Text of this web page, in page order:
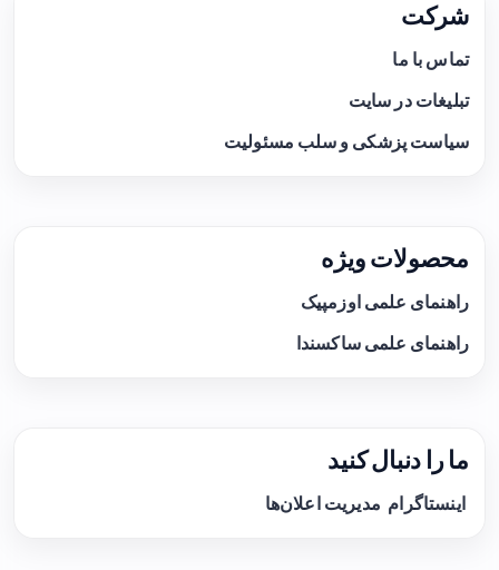
شرکت
تماس با ما
تبلیغات در سایت
سیاست پزشکی و سلب مسئولیت
محصولات ویژه
راهنمای علمی اوزمپیک
راهنمای علمی ساکسندا
ما را دنبال کنید
اینستاگرام مدیریت اعلان‌ها